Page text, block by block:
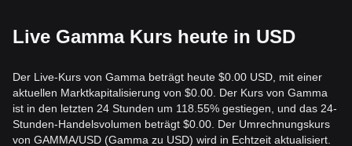
Live Gamma Kurs heute in USD
Der Live-Kurs von Gamma beträgt heute $0.00 USD, mit einer
aktuellen Marktkapitalisierung von $0.00. Der Kurs von Gamma
ist in den letzten 24 Stunden um 118.55% gestiegen, und das 24-
Stunden-Handelsvolumen beträgt $0.00. Der Umrechnungskurs
von GAMMA/USD (Gamma zu USD) wird in Echtzeit aktualisiert.